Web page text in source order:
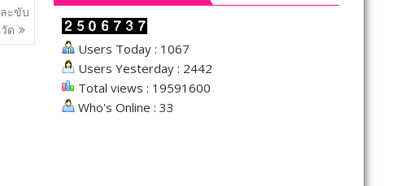
ะขับ
ด
Users Today : 1067
Users Yesterday : 2442
Total views : 19591600
Who's Online : 33